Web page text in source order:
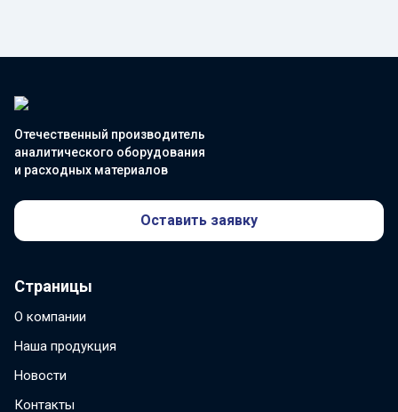
Отечественный производитель
аналитического оборудования
и расходных материалов
Оставить заявку
Страницы
О компании
Наша продукция
Новости
Контакты